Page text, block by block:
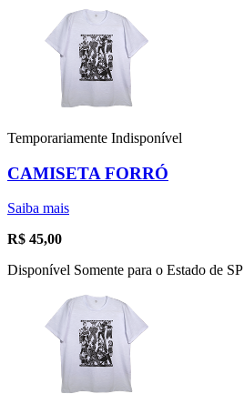
Temporariamente Indisponível
CAMISETA FORRÓ
Saiba mais
R$ 45,00
Disponível Somente para o Estado de SP